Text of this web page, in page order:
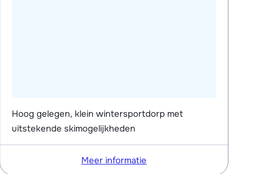
Hoog gelegen, klein wintersportdorp met
uitstekende skimogelijkheden
Meer informatie